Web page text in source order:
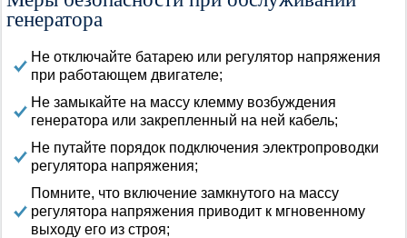
генератора
Не отключайте батарею или регулятор напряжения
при работающем двигателе;
Не замыкайте на массу клемму возбуждения
генератора или закрепленный на ней кабель;
Не путайте порядок подключения электропроводки
регулятора напряжения;
Помните, что включение замкнутого на массу
регулятора напряжения приводит к мгновенному
выходу его из строя;